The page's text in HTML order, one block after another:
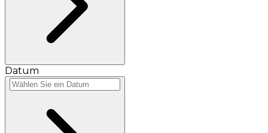
Datum